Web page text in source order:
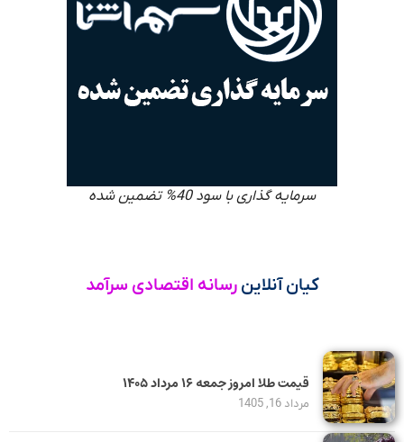
سرمایه گذاری با سود 40% تضمین شده
کیان آنلاین رسانه اقتصادی سرآمد
قیمت طلا امروز جمعه ۱۶ مرداد ۱۴۰۵
مرداد 16, 1405